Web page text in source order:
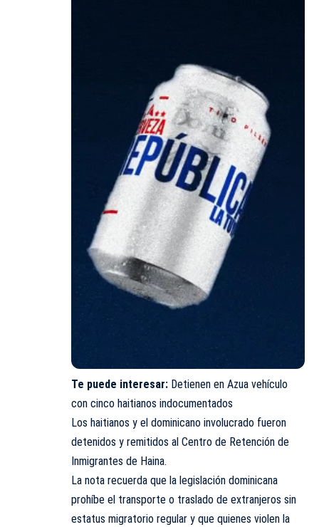
Te puede interesar: Detienen en Azua vehículo
con cinco haitianos indocumentados
Los haitianos y el dominicano involucrado fueron
detenidos y remitidos al Centro de Retención de
Inmigrantes de Haina.
La nota recuerda que la legislación dominicana
prohíbe el transporte o traslado de extranjeros sin
estatus migratorio regular y que quienes violen la